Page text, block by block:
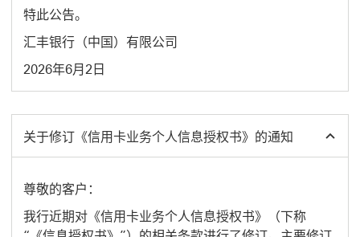
特此公告。
汇丰银行（中国）有限公司
2026年6月2日
关于修订《信用卡业务个人信息授权书》的通知
尊敬的客户：
我行近期对《信用卡业务个人信息授权书》（下称